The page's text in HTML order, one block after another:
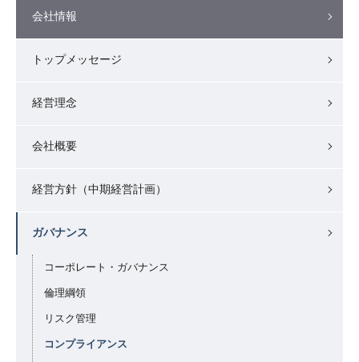
会社情報
トップメッセージ
経営理念
会社概要
経営方針（中期経営計画）
ガバナンス
コーポレート・ガバナンス
倫理綱領
リスク管理
コンプライアンス